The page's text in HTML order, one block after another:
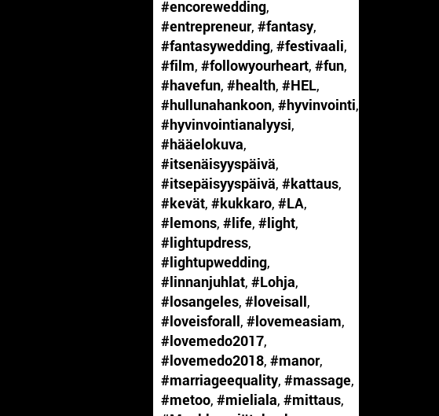
#encorewedding,
#entrepreneur, #fantasy,
#fantasywedding, #festivaali,
#film, #followyourheart, #fun,
#havefun, #health, #HEL,
#hullunahankoon, #hyvinvointi,
#hyvinvointianalyysi,
#hääelokuva,
#itsenäisyyspäivä,
#itsepäisyyspäivä, #kattaus,
#kevät, #kukkaro, #LA,
#lemons, #life, #light,
#lightupdress,
#lightupwedding,
#linnanjuhlat, #Lohja,
#losangeles, #loveisall,
#loveisforall, #lovemeasiam,
#lovemedo2017,
#lovemedo2018, #manor,
#marriageequality, #massage,
#metoo, #mieliala, #mittaus,